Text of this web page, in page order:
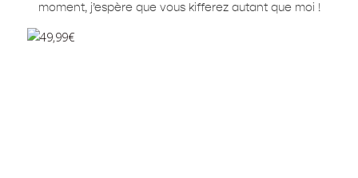
moment, j’espère que vous kifferez autant que moi !